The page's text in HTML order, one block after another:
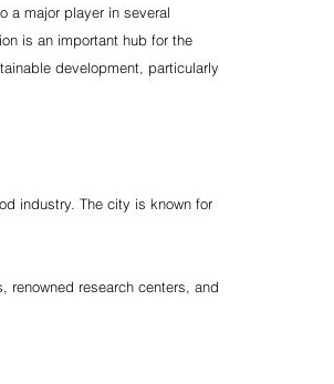
a major player in several
is an important hub for the
development, particularly
industry. The city is known for
renowned research centers, and